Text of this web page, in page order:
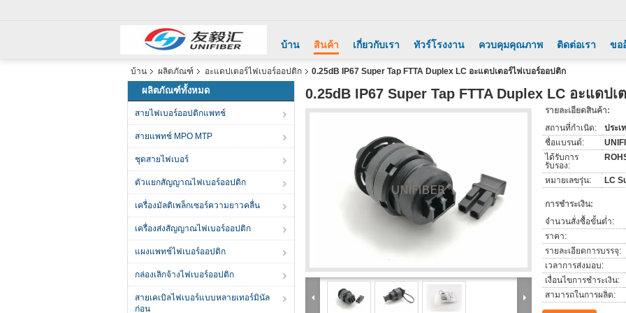
บ้าน สินค้า เกี่ยวกับเรา ทัวร์โรงงาน ควบคุมคุณภาพ ติดต่อเรา ขอ
บ้าน ผลิตภัณฑ์ อะแดปเตอร์ไฟเบอร์ออปติก 0.25dB IP67 Super Tap FTTA Duplex LC อะแดปเตอร์ไฟเบอร์ออปติก
ผลิตภัณฑ์ทั้งหมด
สายไฟเบอร์ออปติกแพทช์
สายแพทช์ MPO MTP
ชุดสายไฟเบอร์
ตัวแยกสัญญาณไฟเบอร์ออปติก
เครื่องมัลติเพล็กเซอร์ความยาวคลื่น
เครื่องส่งสัญญาณไฟเบอร์ออปติก
แผงแพทช์ไฟเบอร์ออปติก
กล่องเลิกจ้างไฟเบอร์ออปติก
สายเคเบิลไฟเบอร์แบบหลายเทอร์มินัล
ก่อน
0.25dB IP67 Super Tap FTTA Duplex LC อะแดปเ
รายละเอียดสินค้า:
สถานที่กำเนิด:
ประเ
ชื่อแบรนด์:
ได้รับการ
รับรอง:
หมายเลขรุ่น: LC
การชำระเงิน:
จำนวนสั่งซื้อขั้นต่ำ:
ราคา:
รายละเอียดการบรรจุ:
เวลาการส่งมอบ:
เงื่อนไขการชำระเงิน:
สามารถในการผลิต: